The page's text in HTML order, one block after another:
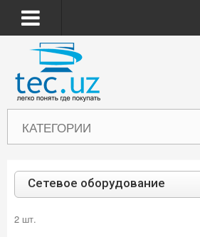
КАТЕГОРИИ
Сетевое оборудование
2 шт.